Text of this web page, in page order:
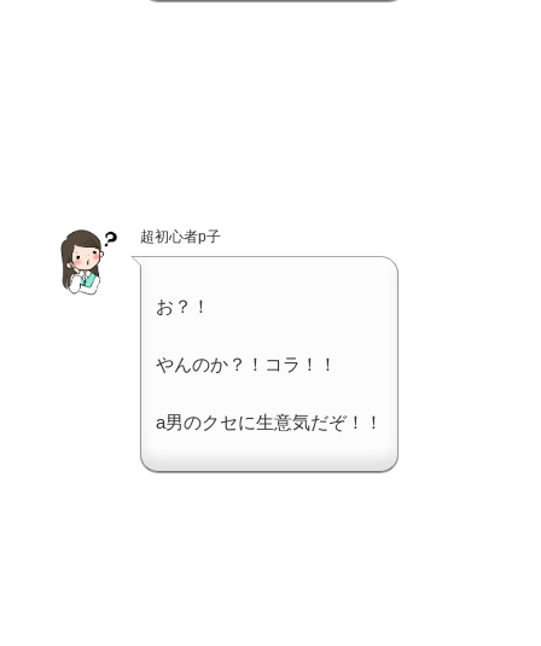
超初心者p子
お？！
やんのか？！コラ！！
a男のクセに生意気だぞ！！